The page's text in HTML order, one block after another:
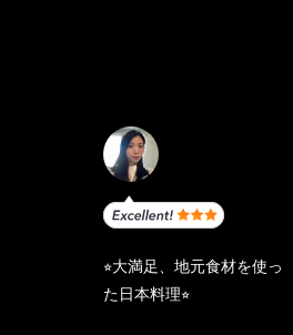
⭐︎大満足、地元食材を使っ
た日本料理⭐︎